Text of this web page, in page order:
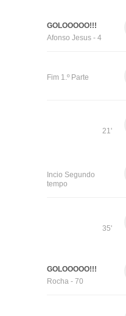
GOLOOOOO!!!
Afonso Jesus - 4
Fim 1.º Parte
21'
Incio Segundo
tempo
35'
GOLOOOOO!!!
Rocha - 70